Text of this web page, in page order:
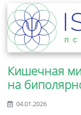
Кишечная
на
04.01.2026